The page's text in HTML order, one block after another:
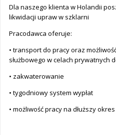
Dla naszego klienta w Holandii
likwidacji upraw w szklarni
Pracodawca oferuje:
• transport do pracy oraz
służbowego w celach prywatnych
• zakwaterowanie
• tygodniowy system wypłat
• możliwość pracy na dłuższy